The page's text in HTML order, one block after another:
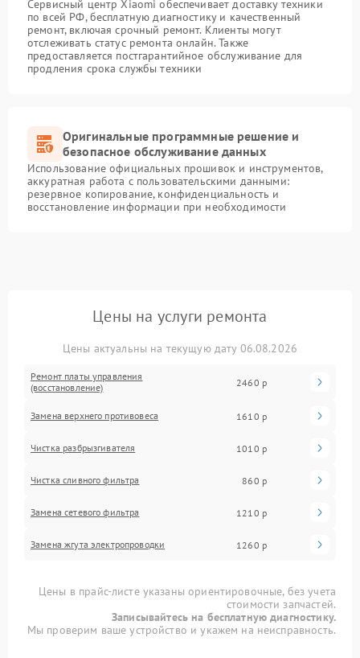
Сервисный центр Xiaomi обеспечивает доставку техники
по всей РФ, бесплатную диагностику и качественный
ремонт, включая срочный ремонт. Клиенты могут
отслеживать статус ремонта онлайн. Также
предоставляется постгарантийное обслуживание для
продления срока службы техники
Оригинальные программные решение и
безопасное обслуживание данных
Использование официальных прошивок и инструментов,
аккуратная работа с пользовательскими данными:
резервное копирование, конфиденциальность и
восстановление информации при необходимости
Цены на услуги ремонта
Цены актуальны на текущую дату 06.08.2026
Ремонт платы управления
(восстановление)
2460 р
Замена верхнего противовеса 1610 р
Чистка разбрызгивателя 1010 р
Чистка сливного фильтра 860 р
Замена сетевого фильтра 1210 р
Замена жгута электропроводки 1260 р
Цены в прайс-листе указаны ориентировочные, без учета
стоимости запчастей.
Записывайтесь на бесплатную диагностику.
Мы проверим ваше устройство и укажем на неисправность.